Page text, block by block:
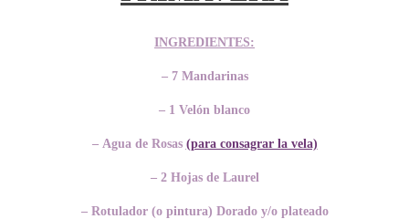
INGREDIENTES:
– 7 Mandarinas
– 1 Velón blanco
– Agua de Rosas (para consagrar la vela)
– 2 Hojas de Laurel
– Rotulador (o pintura) Dorado y/o plateado